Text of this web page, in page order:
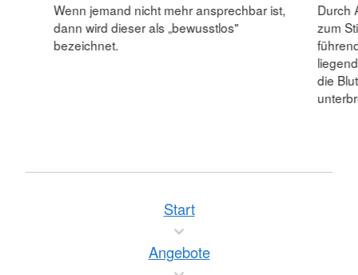
Wenn jemand nicht mehr ansprechbar ist,
dann wird dieser als „bewusstlos"
bezeichnet.
Durch
zum
die
Start
Angebote